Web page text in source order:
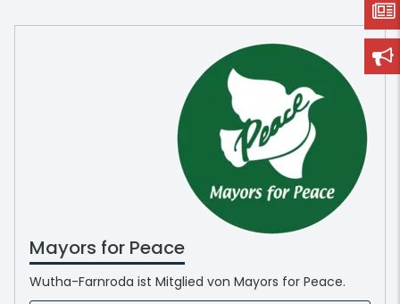
Mayors for Peace
Wutha-Farnroda ist Mitglied von Mayors for Peace.